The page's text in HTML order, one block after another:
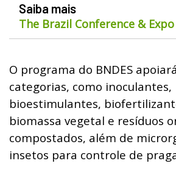
Saiba mais
The Brazil Conference &
O programa do BNDES
categorias, como inoculantes,
bioestimulantes,
biomassa vegetal e resíduos
compostados, além de
insetos para controle de